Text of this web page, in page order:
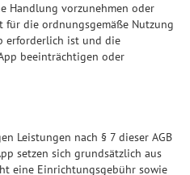
Handlung vorzunehmen oder
für die ordnungsgemäße Nutzung
erforderlich ist und die
beeinträchtigen oder
Leistungen nach § 7 dieser AGB
setzen sich grundsätzlich aus
eine Einrichtungsgebühr sowie